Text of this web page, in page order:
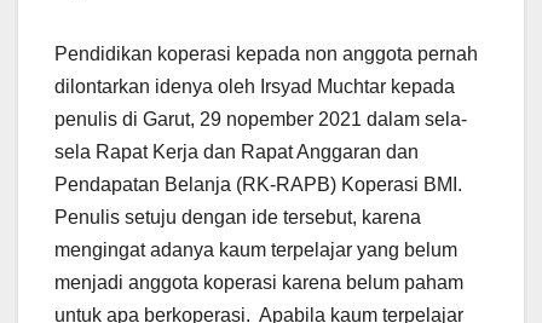
Pendidikan koperasi kepada non anggota pernah
dilontarkan idenya oleh Irsyad Muchtar kepada
penulis di Garut, 29 nopember 2021 dalam sela-
sela Rapat Kerja dan Rapat Anggaran dan
Pendapatan Belanja (RK-RAPB) Koperasi BMI.
Penulis setuju dengan ide tersebut, karena
mengingat adanya kaum terpelajar yang belum
menjadi anggota koperasi karena belum paham
untuk apa berkoperasi. Apabila kaum terpelajar